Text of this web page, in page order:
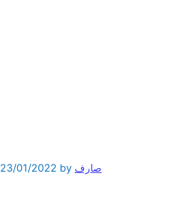
23/01/2022 by صارف